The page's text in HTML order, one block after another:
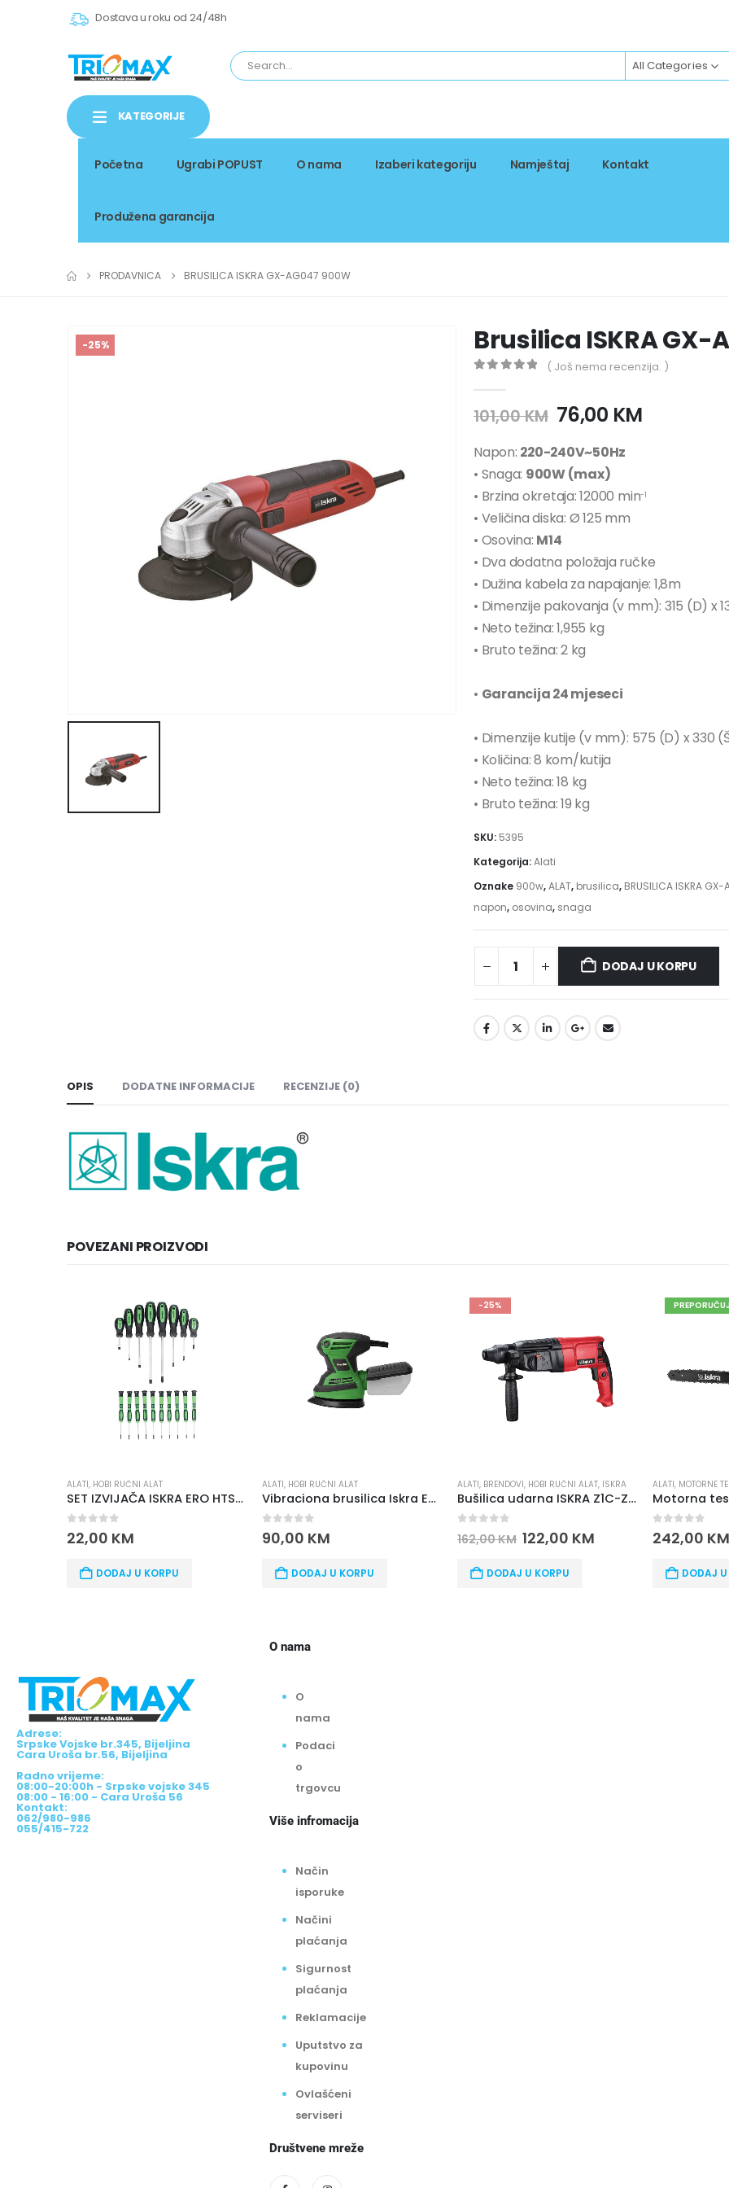
Dostava u roku od 24/48h
All Categories
KATEGORIJE
Početna Ugrabi POPUST O nama Izaberi kategoriju Namještaj Kontakt
Produžena garancija
PRODAVNICA BRUSILICA ISKRA GX-AG047 900W
-25% Brusilica ISKRA GX-
( Još nema recenzija. )
101,00KM 76,00 KM
Napon: 220-240V~50Hz
• Snaga: 900W (max)
• Brzina okretaja: 12000 min-1
• Veličina diska: Ø 125 mm
• Osovina: M14
• Dva dodatna položaja ručke
• Dužina kabela za napajanje: 1,8m
• Dimenzije pakovanja (v mm): 315 (D) x
• Neto težina: 1,955 kg
• Bruto težina: 2 kg
• Garancija 24 mjeseci
• Dimenzije kutije (v mm): 575 (D) x 330
• Količina: 8 kom/kutija
• Neto težina: 18 kg
• Bruto težina: 19 kg
SKU: 5395
Kategorija:Alati
Oznake 900w,ALAT, brusilica, BRUSILICA ISKRA
napon, osovina, snaga
DODAJ U KORPU
OPIS DODATNE INFORMACIJE RECENZIJE (0)
POVEZANI PROIZVODI
SET IZVIJAČA ISKRA ERO HTS 18
ALATI
Vibraciona brusilica Iskra ERO IE-AJ23-200, 200W
ALATI HOBI RUČNI ALAT,ISKRA
Bušilica udarna ISKRA Z1C-ZT3-26 800W
122,00KM
ALATI,MOTORNE TESTERE
Motorna testera ISKRA LD845A
0 out of 5
242,00
Adrese:
Srpske Vojske br.345, Bijeljina
Cara Uroša br.56, Bijeljina
Radno vrijeme:
08:00-20:00h - Srpske vojske 345
08:00 - 16:00 - Cara Uroša 56
Kontakt:
062/980-986
055/415-722
O nama
O
nama
Podaci
o
trgovcu
Više infromacija
Način
isporuke
Načini
plaćanja
Sigurnost
plaćanja
Reklamacije
Uputstvo za
kupovinu
Ovlašćeni
serviseri
Društvene mreže